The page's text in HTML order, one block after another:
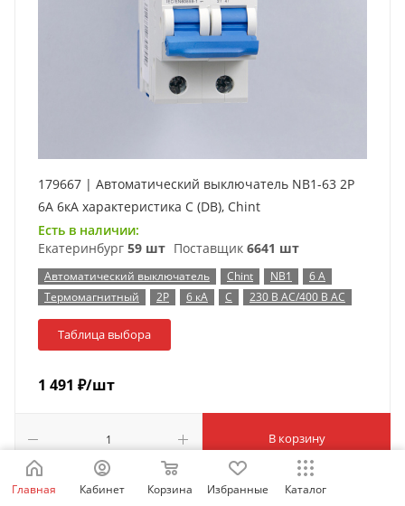
179667 | Автоматический выключатель NB1-63 2P
6А 6кА характеристика C (DB), Chint
Есть в наличии:
Екатеринбург 59 шт Поставщик 6641 шт
Автоматический выключатель Chint NB1
6 А
Термомагнитный
2P 6 кА C 230 В AC/400 В AC
Таблица выбора
1 491 ₽/шт
В корзину
Главная Кабинет Корзина Избранные Каталог